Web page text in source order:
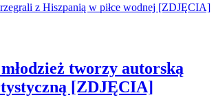
tworzy autorską
[ZDJĘCIA]